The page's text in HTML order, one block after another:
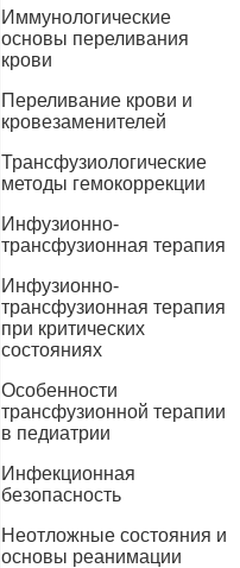
Иммунологические
основы переливания
крови
Переливание крови и
кровезаменителей
Трансфузиологические
методы гемокоррекции
Инфузионно-
трансфузионная терапия
Инфузионно-
трансфузионная терапия
при критических
состояниях
Особенности
трансфузионной терапии
в педиатрии
Инфекционная
безопасность
Неотложные состояния и
основы реанимации